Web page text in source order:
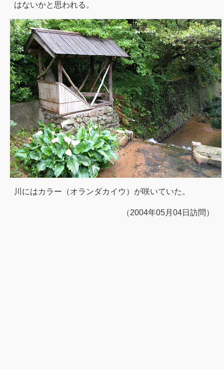
はないかと思われる。
川にはカラー（オランダカイウ）が咲いていた。
（2004年05月04日訪問）